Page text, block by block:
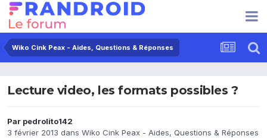
Wiko Cink Peax - Aides, Questions & Réponses
Lecture video, les formats possibles ?
Par pedrolito142
3 février 2013 dans Wiko Cink Peax - Aides, Questions & Réponses